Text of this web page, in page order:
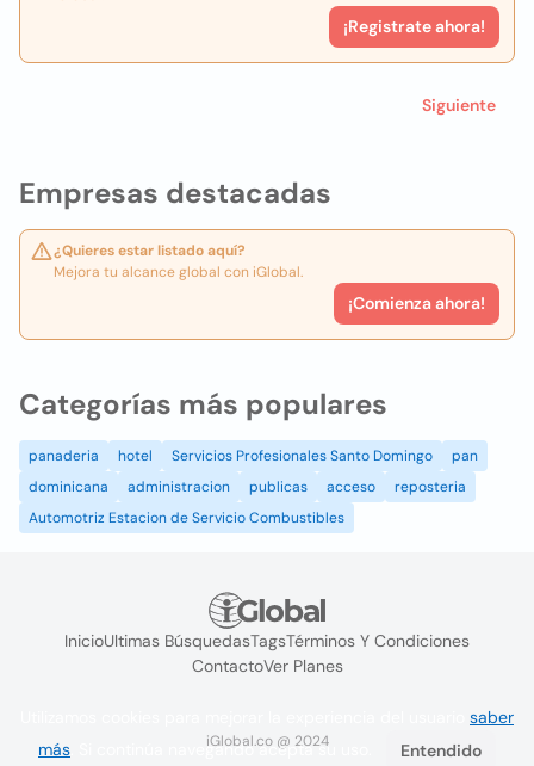
Empresas destacadas
¿Quieres estar listado aquí?
Mejora tu alcance global con iGlobal.
¡Comienza ahora!
¡Registrate ahora!
Siguiente
Categorías más populares
panaderia hotel Servicios Profesionales Santo Domingo
pan
dominicana
administracion publicas acceso
reposteria
Automotriz Estacion de Servicio Combustibles
InicioUltimas BúsquedasTagsTérminos Y Condiciones
ContactoVer Planes
iGlobal.co @ 2024
saber
más . Si continúa navegando acepta su uso. Entendido